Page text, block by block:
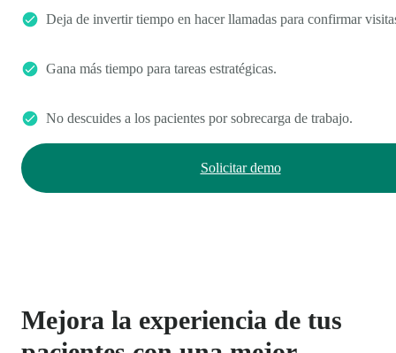
Deja de invertir tiempo en hacer llamadas para confirmar
Gana más tiempo para tareas estratégicas.
No descuides a los pacientes por sobrecarga de trabajo.
Solicitar demo
Mejora la experiencia de tus